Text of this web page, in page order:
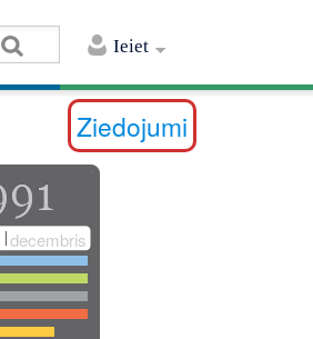
Ieiet
Ziedojumi
decembris